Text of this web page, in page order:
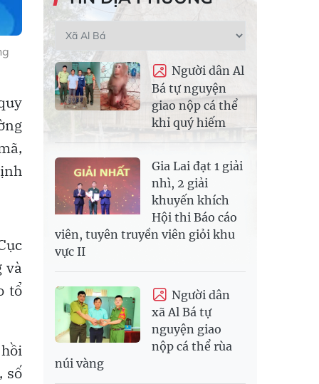
và
tổ
số
Người dân Al
Bá tự nguyện
giao nộp cá thể
khỉ quý hiếm
Gia Lai đạt 1 giải
nhì, 2 giải
khuyến khích
Hội thi Báo cáo
viên, tuyên truyền viên giỏi khu
vực II
Người dân
xã Al Bá tự
nguyện giao
nộp cá thể rùa
núi vàng